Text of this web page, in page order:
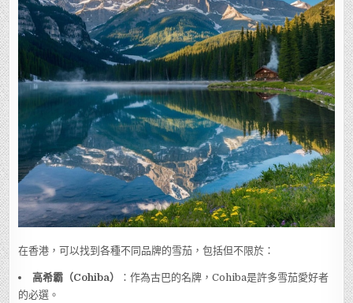
在香港，可以找到各種不同品牌的雪茄，包括但不限於：
高希霸（Cohiba）
：作為古巴的名牌，Cohiba是許多雪茄愛好者
的必選。